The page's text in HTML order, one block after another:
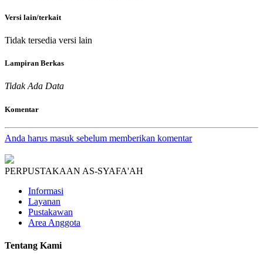
Versi lain/terkait
Tidak tersedia versi lain
Lampiran Berkas
Tidak Ada Data
Komentar
Anda harus masuk sebelum memberikan komentar
PERPUSTAKAAN AS-SYAFA'AH
Informasi
Layanan
Pustakawan
Area Anggota
Tentang Kami